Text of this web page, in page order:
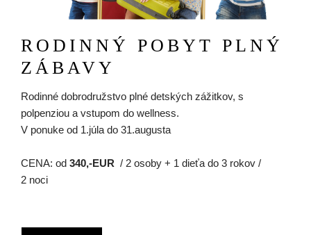
RODINNÝ POBYT PLNÝ
ZÁBAVY
Rodinné dobrodružstvo plné detských zážitkov, s
polpenziou a vstupom do wellness.
V ponuke od 1.júla do 31.augusta
CENA: od 340,-EUR / 2 osoby + 1 dieťa do 3 rokov /
2 noci